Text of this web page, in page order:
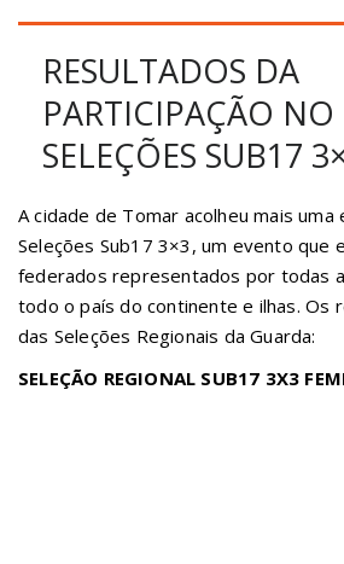
RESULTADOS DA
PARTICIPAÇÃO NO
SELEÇÕES SUB17
A cidade de Tomar acolheu mais
Seleções Sub17 3×3, um evento que
federados representados por todas
todo o país do continente e ilhas. Os
das Seleções Regionais da Guarda:
SELEÇÃO REGIONAL SUB17 3X3